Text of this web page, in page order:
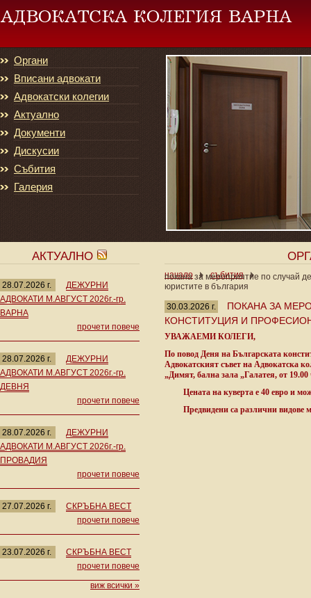
Органи
Вписани адвокати
Адвокатски колегии
Актуално
Документи
Дискусии
Събития
Галерия
АКТУАЛНО
28.07.2026 г.
ДЕЖУРНИ
АДВОКАТИ М.АВГУСТ 2026г.-гр.
ВАРНА
прочети повече
28.07.2026 г.
ДЕЖУРНИ
АДВОКАТИ М.АВГУСТ 2026г.-гр.
ДЕВНЯ
прочети повече
28.07.2026 г.
ДЕЖУРНИ
АДВОКАТИ М.АВГУСТ 2026г.-гр.
ПРОВАДИЯ
прочети повече
27.07.2026 г.
СКРЪБНА ВЕСТ
прочети повече
23.07.2026 г.
СКРЪБНА ВЕСТ
прочети повече
виж всички »
начало събития
покана за мероприятие по случай
юристите в българия
30.03.2026 г.
ПОКАНА ЗА
КОНСТИТУЦИЯ И
УВАЖАЕМИ КОЛЕГИ,
По повод Деня на Българската
Адвокатският съвет на Адвокатска
„Димят, бална зала „Галатея, от 19.00
Цената на куверта е 40 евро и
Предвидени са различни видове